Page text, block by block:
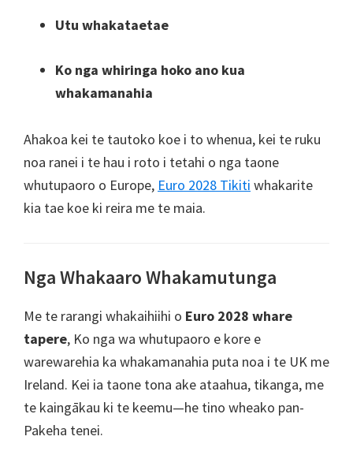
Utu whakataetae
Ko nga whiringa hoko ano kua
whakamanahia
Ahakoa kei te tautoko koe i to whenua, kei te ruku
noa ranei i te hau i roto i tetahi o nga taone
whutupaoro o Europe, Euro 2028 Tikiti whakarite
kia tae koe ki reira me te maia.
Nga Whakaaro Whakamutunga
Me te rarangi whakaihiihi o Euro 2028 whare
tapere, Ko nga wa whutupaoro e kore e
warewarehia ka whakamanahia puta noa i te UK me
Ireland. Kei ia taone tona ake ataahua, tikanga, me
te kaingākau ki te keemu—he tino wheako pan-
Pakeha tenei.